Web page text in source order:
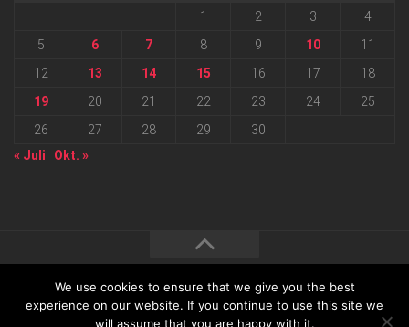
1
2 3
4
5
6 7 8 9 10
11
12
13 14 15 16 17
18
19
20 21 22 23 24
25
26
27 28 29
30
« Juli
Okt. »
2026 progressmedia Verlag & Werbeagentur GmbH • Bautzner
Landstraße 62 • 01324 Dresden
We use cookies to ensure that we give you the best
experience on our website. If you continue to use this site we
will assume that you are happy with it.